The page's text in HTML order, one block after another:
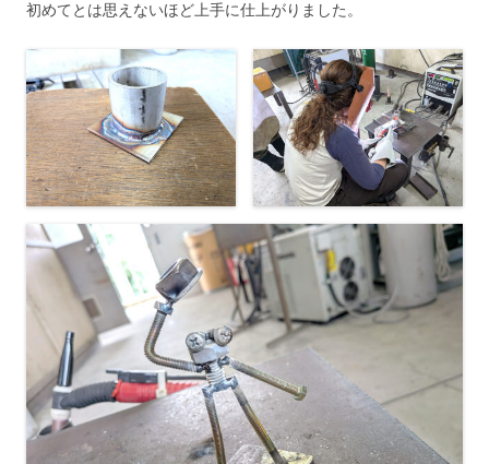
初めてとは思えないほど上手に仕上がりました。